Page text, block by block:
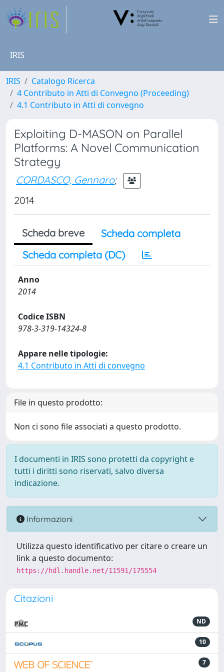
IRIS
IRIS
Catalogo Ricerca
4 Contributo in Atti di Convegno (Proceeding)
4.1 Contributo in Atti di convegno
Exploiting D-MASON on Parallel
Platforms: A Novel Communication
Strategy
CORDASCO, Gennaro;
2014
Scheda breve
Scheda completa
Scheda completa (DC)
Anno
2014
Codice ISBN
978-3-319-14324-8
Appare nelle tipologie:
4.1 Contributo in Atti di convegno
File in questo prodotto:
Non ci sono file associati a questo prodotto.
I documenti in IRIS sono protetti da copyright e
tutti i diritti sono riservati, salvo diversa
indicazione.
Informazioni
Utilizza questo identificativo per citare o creare un
link a questo documento:
https://hdl.handle.net/11591/175554
Citazioni
ND
10
7